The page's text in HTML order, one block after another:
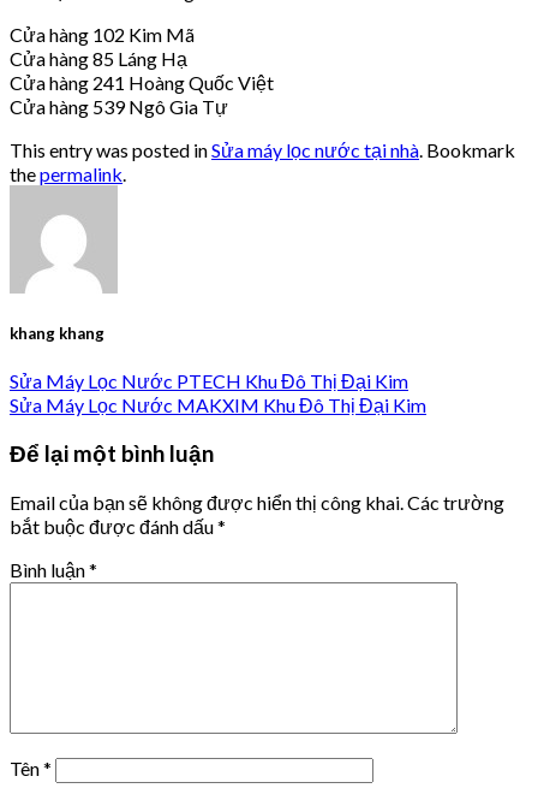
Cửa hàng 102 Kim Mã
Cửa hàng 85 Láng Hạ
Cửa hàng 241 Hoàng Quốc Việt
Cửa hàng 539 Ngô Gia Tự
This entry was posted inSửa máy lọc nước tại nhà . Bookmark
thepermalink
khang khang
Sửa Máy Lọc Nước PTECH Khu Đô Thị Đại Kim
Sửa Máy Lọc Nước MAKXIM Khu Đô Thị Đại Kim
Để lại một bình luận
Email của bạn sẽ không được hiển thị công khai. Các trường
bắt buộc được đánh dấu*
Bình luận*
Tên*